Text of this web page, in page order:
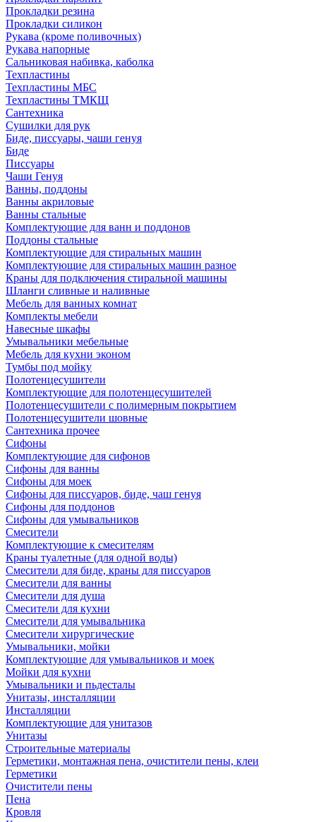
Прокладки резина
Прокладки силикон
Рукава (кроме поливочных)
Рукава напорные
Сальниковая набивка, каболка
Техпластины
Техпластины МБС
Техпластины ТМКЩ
Сантехника
Сушилки для рук
Биде, писсуары, чаши генуя
Биде
Писсуары
Чаши Генуя
Ванны, поддоны
Ванны акриловые
Ванны стальные
Комплектующие для ванн и поддонов
Поддоны стальные
Комплектующие для стиральных машин
Комплектующие для стиральных машин разное
Краны для подключения стиральной машины
Шланги сливные и наливные
Мебель для ванных комнат
Комплекты мебели
Навесные шкафы
Умывальники мебельные
Мебель для кухни эконом
Тумбы под мойку
Полотенцесушители
Комплектующие для полотенцесушителей
Полотенцесушители с полимерным покрытием
Полотенцесушители шовные
Сантехника прочее
Сифоны
Комплектующие для сифонов
Сифоны для ванны
Сифоны для моек
Сифоны для писсуаров, биде, чаш генуя
Сифоны для поддонов
Сифоны для умывальников
Смесители
Комплектующие к смесителям
Краны туалетные (для одной воды)
Смесители для биде, краны для писсуаров
Смесители для ванны
Смесители для душа
Смесители для кухни
Смесители для умывальника
Смесители хирургические
Умывальники, мойки
Комплектующие для умывальников и моек
Мойки для кухни
Умывальники и пьдесталы
Унитазы, инсталляции
Инсталляции
Комплектующие для унитазов
Унитазы
Строительные материалы
Герметики, монтажная пена, очистители пены, клеи
Герметики
Очистители пены
Пена
Кровля